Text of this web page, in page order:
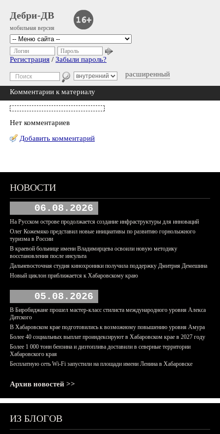
Дебри-ДВ
мобильная версия
расширенный
Логин Пароль
Регистрация / Забыли пароль?
Комментарии к материалу
Нет комментариев
Добавить комментарий
НОВОСТИ
06.08.2026
На Русском острове продолжается создание инфраструктуры для инноваций
Олег Кожемяко представил новые инициативы по развитию горнолыжного
туризма в России
В краевой больнице имени Владимирцева освоили новую методику
восстановления после инсульта
Дальневосточная студия кинохроники получила поддержку Дмитрия Демешина
Новый циклон приближается к Хабаровскому краю
05.08.2026
В Биробиджане прошел мастер-класс стилиста международного уровня Алекса
Датского
В Хабаровском крае подготовились к возможному повышению уровня Амура
Более 40 социальных выплат проиндексируют в Хабаровском крае в 2027 году
Более 1 000 тонн бензина и дизтоплива доставили в северные территории
Хабаровского края
Бесплатную сеть Wi-Fi запустили на площади имени Ленина в Хабаровске
Архив новостей >>
ИЗ БЛОГОВ